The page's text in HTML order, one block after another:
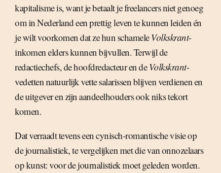
kapitalisme is, want je betaalt je freelancers niet genoeg
om in Nederland een prettig leven te kunnen leiden én
je wilt voorkomen dat ze hun schameleVolkskrant-
inkomen elders kunnen bijvullen. Terwijl de
redactiechefs, de hoofdredacteur en deVolkskrant-
vedetten natuurlijk vette salarissen blijven verdienen en
de uitgever en zijn aandeelhouders ook niks tekort
komen.
Dat verraadt tevens een cynisch-romantische visie op
de journalistiek, te vergelijken met die van onnozelaars
op kunst: voor de journalistiek moet geleden worden.